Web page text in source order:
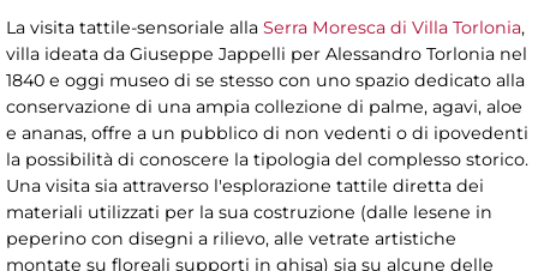
La visita tattile-sensoriale alla Serra Moresca di Villa Torlonia,
villa ideata da Giuseppe Jappelli per Alessandro Torlonia nel
1840 e oggi museo di se stesso con uno spazio dedicato alla
conservazione di una ampia collezione di palme, agavi, aloe
e ananas, offre a un pubblico di non vedenti o di ipovedenti
la possibilità di conoscere la tipologia del complesso storico.
Una visita sia attraverso l'esplorazione tattile diretta dei
materiali utilizzati per la sua costruzione (dalle lesene in
peperino con disegni a rilievo, alle vetrate artistiche
montate su floreali supporti in ghisa) sia su alcune delle